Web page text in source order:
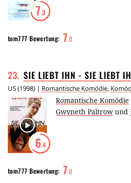
7.3
tom777 Bewertung: 7.0
23. SIE LIEBT IHN - SIE LIEBT
US(1998) | Romantische Komödie,
6.4
Romantische Komödie
Gwyneth Paltrow und
tom777 Bewertung: 7.0